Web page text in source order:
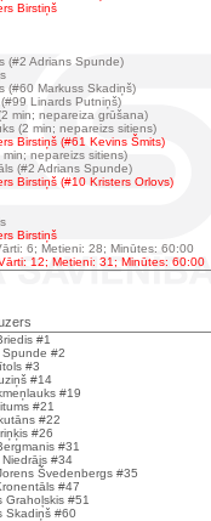
Birstiņš
(#2 Adrians Spunde)
(#60 Markuss Skadiņš)
Linards Putniņš)
min; nepareiza grūšana)
(2 min; nepareizs sitiens)
Birstiņš (#61 Kevins Šmits)
nepareizs sitiens)
(#2 Adrians Spunde)
Birstiņš (#10 Kristers Orlovs)
Birstiņš
6; Metieni: 28; Minūtes: 60:00
12; Metieni: 31; Minūtes: 60:00
#1
Spunde #2
#3
#14
#19
#21
#22
#26
#31
#34
Švedenbergs #35
#47
Grahoļskis #51
Skadiņš #60